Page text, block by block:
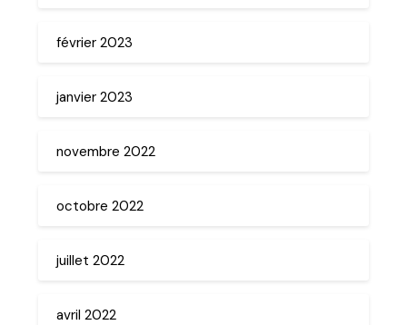
février 2023
janvier 2023
novembre 2022
octobre 2022
juillet 2022
avril 2022